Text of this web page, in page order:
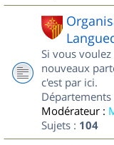
Si vous
nouveaux
c'est par ici.
Modérateur :
Sujets : 104